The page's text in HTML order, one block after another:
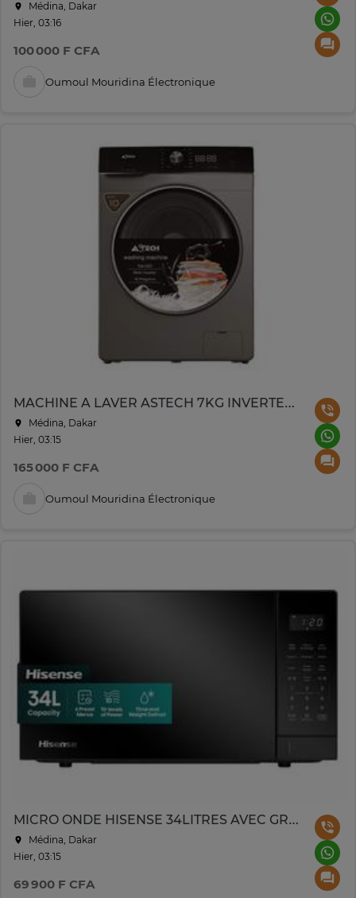
Médina, Dakar
Hier, 03:16
100 000 F CFA
Oumoul Mouridina Électronique
MACHINE A LAVER ASTECH 7KG INVERTER GRIS
Médina, Dakar
Hier, 03:15
165 000 F CFA
Oumoul Mouridina Électronique
MICRO ONDE HISENSE 34LITRES AVEC GRILLE NOIR
Médina, Dakar
Hier, 03:15
69 900 F CFA